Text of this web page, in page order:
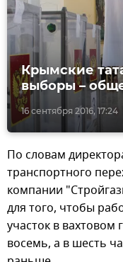
16 сентября 2016, 17:24
Крымские
выборы –
По словам
транспортного
компании
для того, чтобы
участок в вахтовом
восемь, а в шесть